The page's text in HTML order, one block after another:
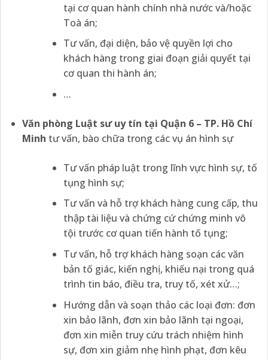
tại cơ quan hành chính nhà nước và/hoặc
Toà án;
Tư vấn, đại diện, bảo vệ quyền lợi cho
khách hàng trong giai đoạn giải quyết tại
cơ quan thi hành án;
…
Văn phòng Luật sư uy tín tại Quận 6 – TP. Hồ Chí
Minh tư vấn, bào chữa trong các vụ án hình sự
Tư vấn pháp luật trong lĩnh vực hình sự, tố
tụng hình sự;
Tư vấn và hỗ trợ khách hàng cung cấp, thu
thập tài liệu và chứng cứ chứng minh vô
tội trước cơ quan tiến hành tố tụng;
Tư vấn, hỗ trợ khách hàng soạn các văn
bản tố giác, kiến nghị, khiếu nại trong quá
trình tin báo, điều tra, truy tố, xét xử…;
Hướng dẫn và soạn thảo các loại đơn: đơn
xin bảo lãnh, đơn xin bảo lãnh tại ngoại,
đơn xin miễn truy cứu trách nhiệm hình
sự, đơn xin giảm nhẹ hình phạt, đơn kêu